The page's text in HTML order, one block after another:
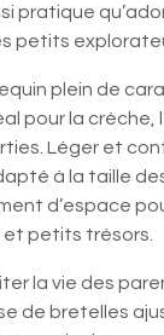
pratique
petits
plein de
pour la crèche,
Léger et
à la taille
d’espace
petits trésors.
la vie des
de bretelles